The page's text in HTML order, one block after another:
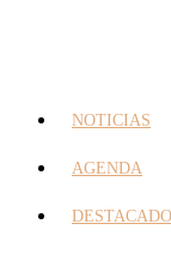
NOTICIAS
AGENDA
DESTACADO